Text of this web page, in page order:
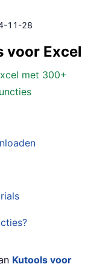
11-28
voor Excel
met 300+
Kutools voor